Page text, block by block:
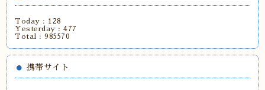
Today : 128
Yesterday :477
Total :985570
携帯サイト